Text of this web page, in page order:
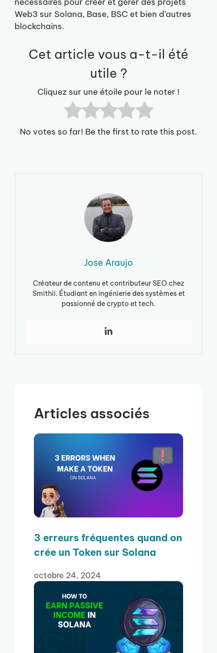
Web3 sur Solana, Base, BSC et bien d’autres
blockchains.
Cet article vous a-t-il été
utile ?
Cliquez sur une étoile pour le noter !
No votes so far! Be the first to rate this post.
Jose Araujo
Créateur de contenu et contributeur SEO chez
Smithii. Étudiant en ingénierie des systèmes et
passionné de crypto et tech.
Articles associés
3 erreurs fréquentes quand on
crée un Token sur Solana
octobre 24, 2024